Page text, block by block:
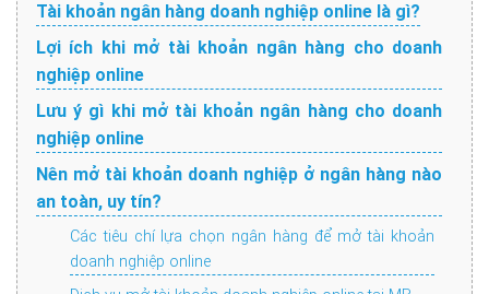
Tài khoản ngân hàng doanh nghiệp online là gì?
Lợi ích khi mở tài khoản ngân hàng cho doanh
nghiệp online
Lưu ý gì khi mở tài khoản ngân hàng cho doanh
nghiệp online
Nên mở tài khoản doanh nghiệp ở ngân hàng nào
an toàn, uy tín?
Các tiêu chí lựa chọn ngân hàng để mở tài khoản
doanh nghiệp online